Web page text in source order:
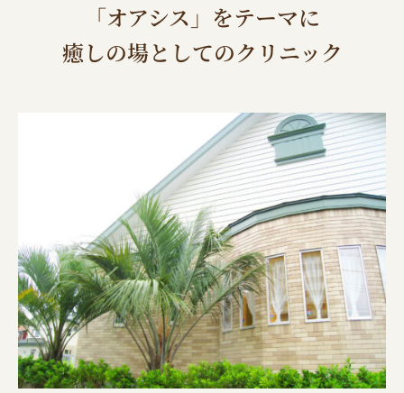
「オアシス」をテーマに
癒しの場としてのクリニック